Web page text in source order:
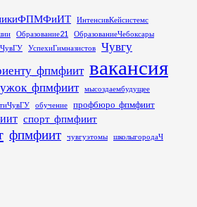
ИнтенсивКейсистемс
Образование21
ОбразованиеЧебоксары
УспехиГимназистов Чувгу
вакансия
мысоздаембудущее
обучение профбюро_фпмфиит
спорт_фпмфиит
фпмфиит чувгуэтомы школыгородаЧ